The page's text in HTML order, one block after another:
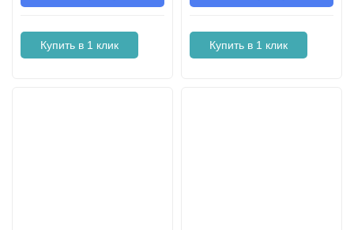
Купить в 1 клик Купить в 1 клик